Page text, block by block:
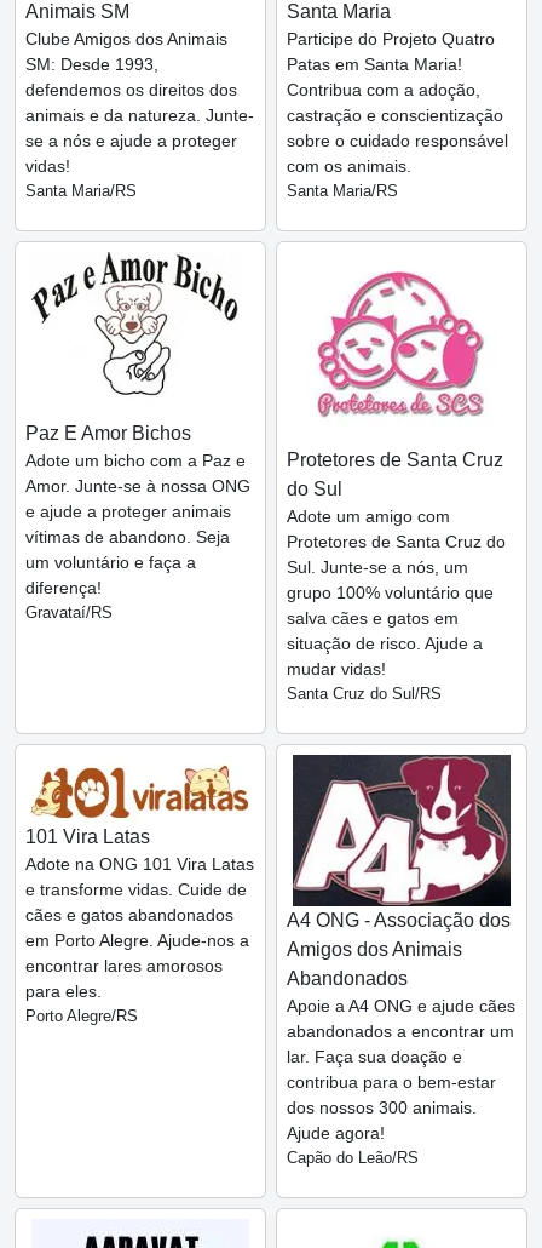
Animais SM
Clube Amigos dos Animais
SM: Desde 1993,
defendemos os direitos dos
animais e da natureza. Junte-
se a nós e ajude a proteger
vidas!
Santa Maria/RS
Santa Maria
Participe do Projeto Quatro
Patas em Santa Maria!
Contribua com a adoção,
castração e conscientização
sobre o cuidado responsável
com os animais.
Santa Maria/RS
Paz E Amor Bichos
Adote um bicho com a Paz e
Amor. Junte-se à nossa ONG
e ajude a proteger animais
vítimas de abandono. Seja
um voluntário e faça a
diferença!
Gravataí/RS
Protetores de Santa Cruz
do Sul
Adote um amigo com
Protetores de Santa Cruz do
Sul. Junte-se a nós, um
grupo 100% voluntário que
salva cães e gatos em
situação de risco. Ajude a
mudar vidas!
Santa Cruz do Sul/RS
101 Vira Latas
Adote na ONG 101 Vira Latas
e transforme vidas. Cuide de
cães e gatos abandonados
em Porto Alegre. Ajude-nos a
encontrar lares amorosos
para eles.
Porto Alegre/RS
A4 ONG - Associação dos
Amigos dos Animais
Abandonados
Apoie a A4 ONG e ajude cães
abandonados a encontrar um
lar. Faça sua doação e
contribua para o bem-estar
dos nossos 300 animais.
Ajude agora!
Capão do Leão/RS